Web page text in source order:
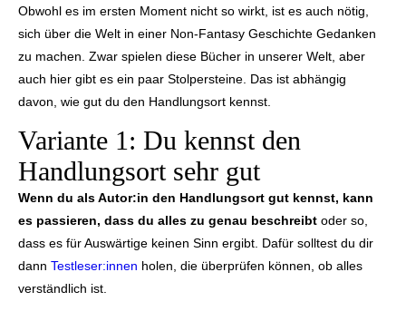
Obwohl es im ersten Moment nicht so wirkt, ist es auch nötig,
sich über die Welt in einer Non-Fantasy Geschichte Gedanken
zu machen. Zwar spielen diese Bücher in unserer Welt, aber
auch hier gibt es ein paar Stolpersteine. Das ist abhängig
davon, wie gut du den Handlungsort kennst.
Variante 1: Du kennst den
Handlungsort sehr gut
Wenn du als Autor:in den Handlungsort gut kennst, kann
es passieren, dass du alles zu genau beschreibt oder so,
dass es für Auswärtige keinen Sinn ergibt. Dafür solltest du dir
dann Testleser:innen holen, die überprüfen können, ob alles
verständlich ist.